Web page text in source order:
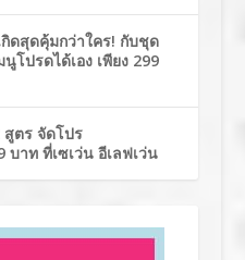
ดสุดคุ้มกว่าใคร! กับชุด
นูโปรดได้เอง เพียง 299
สูตร จัดโปร
บาท ที่เซเว่น อีเลฟเว่น